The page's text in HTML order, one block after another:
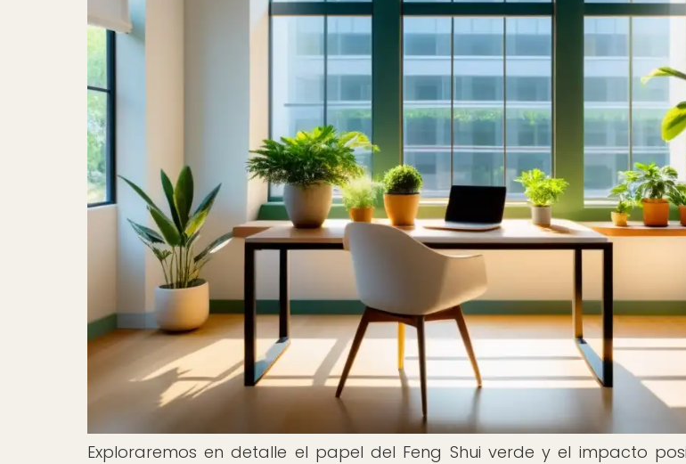
Exploraremos en detalle el papel del Feng Shui verde y el impacto